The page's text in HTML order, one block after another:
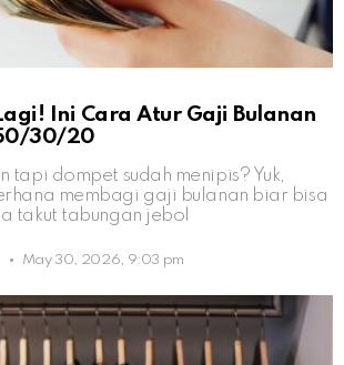
Ini Cara Atur Gaji Bulanan
30/20
tapi dompet sudah menipis? Yuk,
membagi gaji bulanan biar bisa
takut tabungan jebol
May 30, 2026, 9:03 pm